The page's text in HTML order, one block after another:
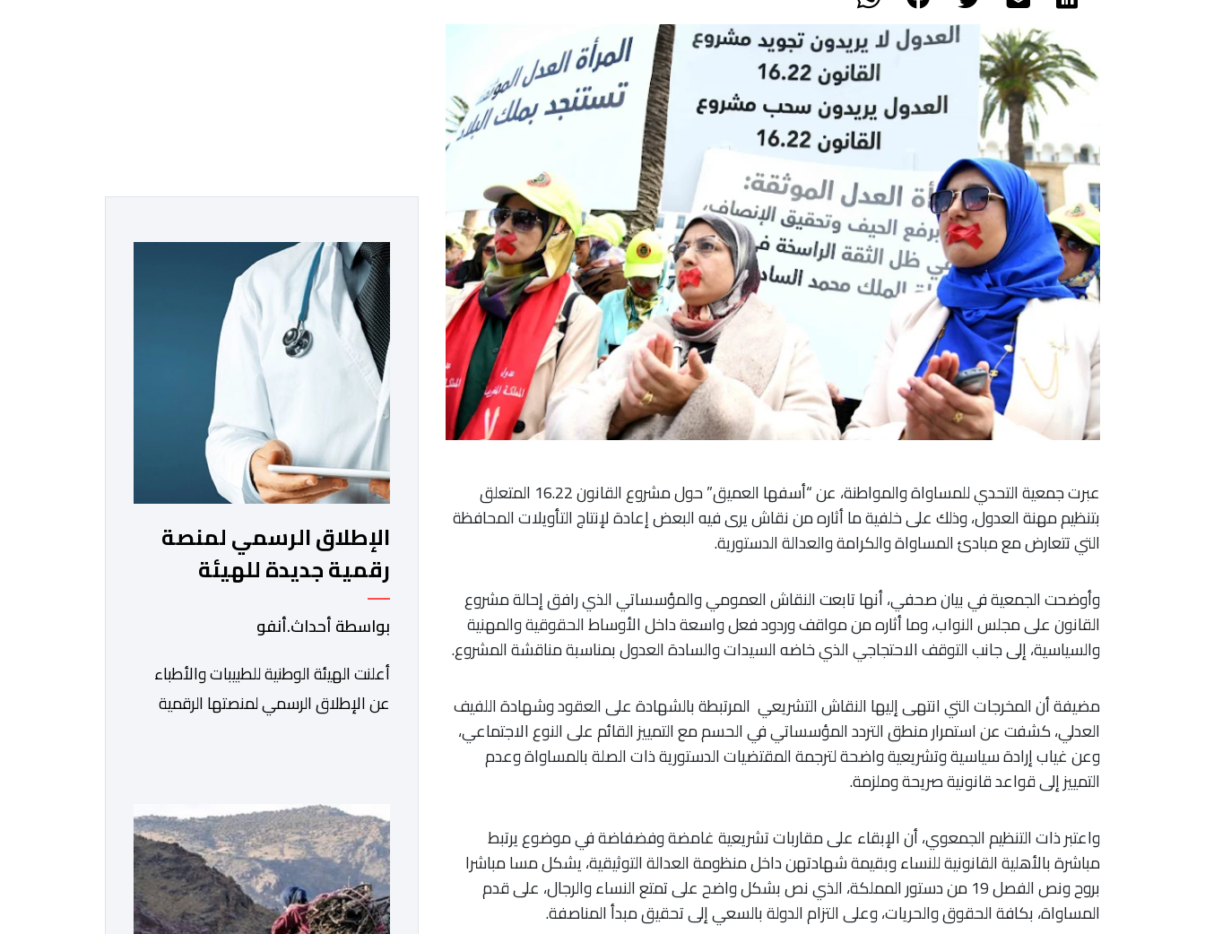
عبرت جمعية التحدي للمساواة والمواطنة، عن “أسفها العميق” حول مشروع القانون 16.22 المتعلق
بتنظيم مهنة العدول، وذلك على خلفية ما أثاره من نقاش يرى فيه البعض إعادة لإنتاج التأويلات المحافظة
التي تتعارض مع مبادئ المساواة والكرامة والعدالة الدستورية.
وأوضحت الجمعية في بيان صحفي، أنها تابعت النقاش العمومي والمؤسساتي الذي رافق إحالة مشروع
القانون على مجلس النواب، وما أثاره من مواقف وردود فعل واسعة داخل الأوساط الحقوقية والمهنية
والسياسية، إلى جانب التوقف الاحتجاجي الذي خاضه السيدات والسادة العدول بمناسبة مناقشة المشروع.
مضيفة أن المخرجات التي انتهى إليها النقاش التشريعي المرتبطة بالشهادة على العقود وشهادة اللفيف
العدلي، كشفت عن استمرار منطق التردد المؤسساتي في الحسم مع التمييز القائم على النوع الاجتماعي،
وعن غياب إرادة سياسية وتشريعية واضحة لترجمة المقتضيات الدستورية ذات الصلة بالمساواة وعدم
التمييز إلى قواعد قانونية صريحة وملزمة.
واعتبر ذات التنظيم الجمعوي، أن الإبقاء على مقاربات تشريعية غامضة وفضفاضة في موضوع يرتبط
مباشرة بالأهلية القانونية للنساء وبقيمة شهادتهن داخل منظومة العدالة التوثيقية، يشكل مسا مباشرا
بروح ونص الفصل 19 من دستور المملكة، الذي نص بشكل واضح على تمتع النساء والرجال، على قدم
المساواة، بكافة الحقوق والحريات، وعلى التزام الدولة بالسعي إلى تحقيق مبدأ المناصفة.
الإطلاق الرسمي لمنصة
رقمية جديدة للهيئة
الوطنية للطبيبات والأطباء
بواسطة أحداث.أنفو
أعلنت الهيئة الوطنية للطبيبات والأطباء
عن الإطلاق الرسمي لمنصتها الرقمية
بين الأطباء والمجالس الجهوية للهيئة إلى
جانب الهيئة الوطنية. وذكر بلاغ للهيئة أن
هذه المنصة، التي تم إطلاقها في إطار
استراتيجيتها الرامية إلى التحديث والتحول